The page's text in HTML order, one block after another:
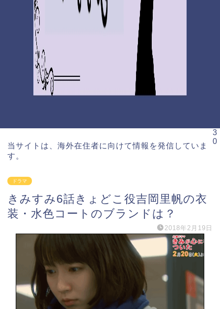
当サイトは、海外在住者に向けて情報を発信していま
す。
ドラマ
きみすみ6話きょどこ役吉岡里帆の衣
装・水色コートのブランドは？
2018年2月19日
3
0